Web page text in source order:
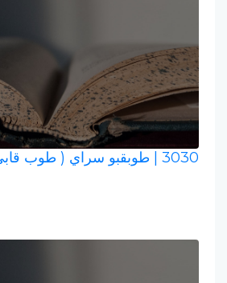
3030 | طوبقبو سراي ( طوب